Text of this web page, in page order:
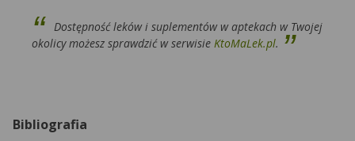
Dostępność leków i suplementów w aptekach w Twojej
okolicy możesz sprawdzić w serwisie KtoMaLek.pl.
Bibliografia